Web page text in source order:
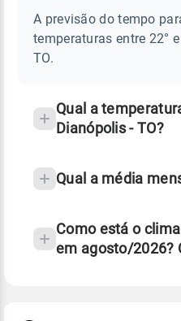
DIANÓPOLIS
sobre
chuva
A previsão do tempo
temperaturas entre 22°
TO.
Qual a
Dianópolis - TO?
Qual a média
Como está o
em agosto/2026?